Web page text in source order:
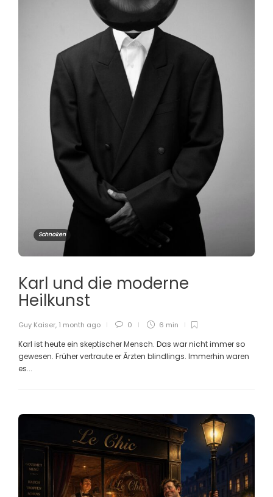
Schnoken
Karl und die moderne
Heilkunst
Guy Kaiser, 1 month ago 0 6 min
Karl ist heute ein skeptischer Mensch. Das war nicht immer so
gewesen. Früher vertraute er Ärzten blindlings. Immerhin waren
es...